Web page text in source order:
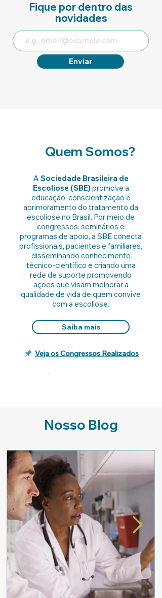
Fique por dentro das
novidades
Enviar
Quem Somos?
A Sociedade Brasileira de
Escoliose (SBE) promove a
educação, conscientização e
aprimoramento do tratamento da
escoliose no Brasil. Por meio de
congressos, seminários e
programas de apoio, a SBE conecta
profissionais, pacientes e familiares,
disseminando conhecimento
técnico-científico e criando uma
rede de suporte promovendo
ações que visam melhorar a
qualidade de vida de quem convive
com a escoliose.
Saiba mais
Veja os Congressos Realizados
Nosso Blog